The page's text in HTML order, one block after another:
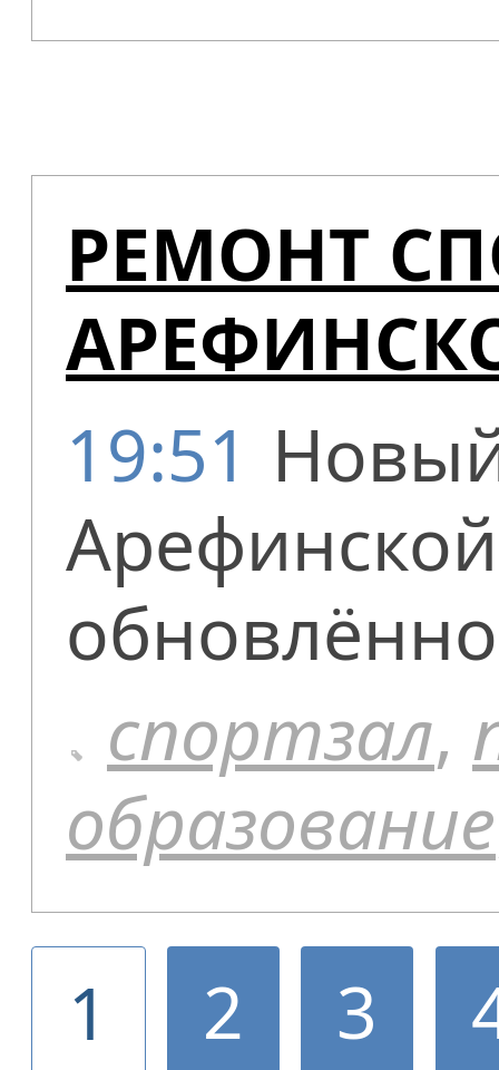
РЕМОНТ
19:51
спортзал,
образование
1
2 3